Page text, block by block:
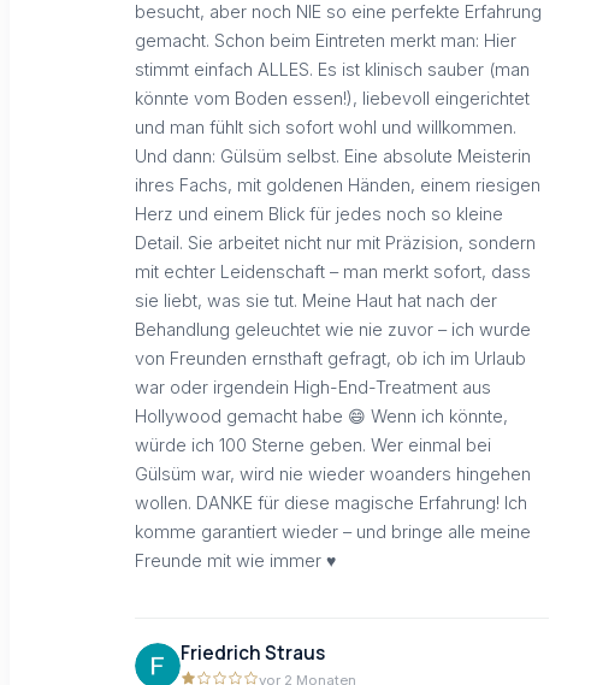
besucht, aber noch NIE so eine perfekte Erfahrung
gemacht. Schon beim Eintreten merkt man: Hier
stimmt einfach ALLES. Es ist klinisch sauber (man
könnte vom Boden essen!), liebevoll eingerichtet
und man fühlt sich sofort wohl und willkommen.
Und dann: Gülsüm selbst. Eine absolute Meisterin
ihres Fachs, mit goldenen Händen, einem riesigen
Herz und einem Blick für jedes noch so kleine
Detail. Sie arbeitet nicht nur mit Präzision, sondern
mit echter Leidenschaft – man merkt sofort, dass
sie liebt, was sie tut. Meine Haut hat nach der
Behandlung geleuchtet wie nie zuvor – ich wurde
von Freunden ernsthaft gefragt, ob ich im Urlaub
war oder irgendein High-End-Treatment aus
Hollywood gemacht habe 😄 Wenn ich könnte,
würde ich 100 Sterne geben. Wer einmal bei
Gülsüm war, wird nie wieder woanders hingehen
wollen. DANKE für diese magische Erfahrung! Ich
komme garantiert wieder – und bringe alle meine
Freunde mit wie immer ♥️
Friedrich Straus
vor 2 Monaten